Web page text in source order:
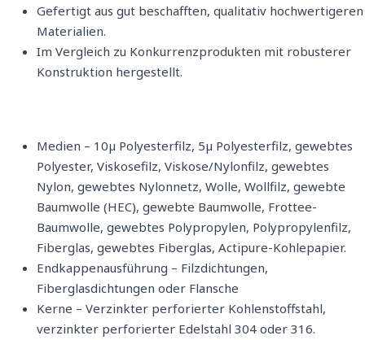
Gefertigt aus gut beschafften, qualitativ hochwertigeren
Materialien.
Im Vergleich zu Konkurrenzprodukten mit robusterer
Konstruktion hergestellt.
Medien – 10µ Polyesterfilz, 5µ Polyesterfilz, gewebtes
Polyester, Viskosefilz, Viskose/Nylonfilz, gewebtes
Nylon, gewebtes Nylonnetz, Wolle, Wollfilz, gewebte
Baumwolle (HEC), gewebte Baumwolle, Frottee-
Baumwolle, gewebtes Polypropylen, Polypropylenfilz,
Fiberglas, gewebtes Fiberglas, Actipure-Kohlepapier.
Endkappenausführung – Filzdichtungen,
Fiberglasdichtungen oder Flansche
Kerne – Verzinkter perforierter Kohlenstoffstahl,
verzinkter perforierter Edelstahl 304 oder 316.